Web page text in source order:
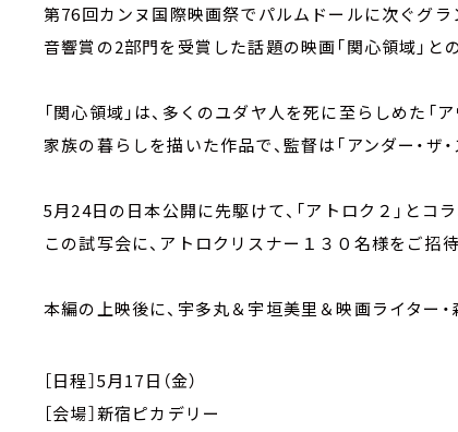
第76回カンヌ国際映画祭でパルムドールに次ぐグ
音響賞の2部門を受賞した話題の映画「関心領域」と
「関心領域」は、多くのユダヤ人を死に至らしめた
家族の暮らしを描いた作品で、監督は「アンダー・
5月24日の日本公開に先駆けて、「アトロク２」とコ
この試写会に、アトロクリスナー１３０名様をご招待
本編の上映後に、宇多丸＆宇垣美里＆映画ライター
［日程］5月17日（金）
［会場］新宿ピカデリー